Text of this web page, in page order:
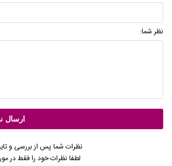
نظر شما:
نظرات شما پس از بررسی و
لطفا نظرات خود را فقط در